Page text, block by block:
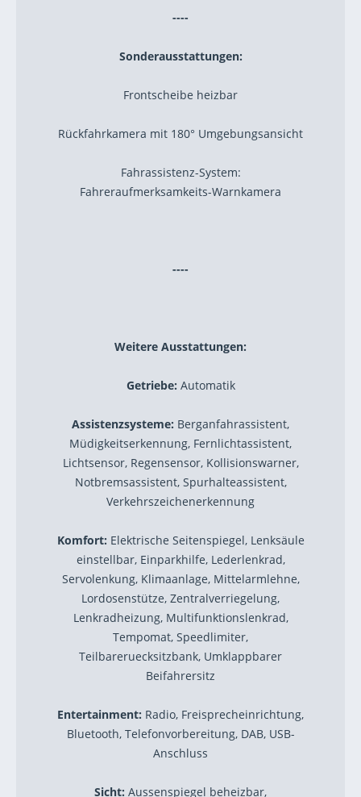
----
Sonderausstattungen:
Frontscheibe heizbar
Rückfahrkamera mit 180° Umgebungsansicht
Fahrassistenz-System:
Fahreraufmerksamkeits-Warnkamera
----
Weitere Ausstattungen:
Getriebe: Automatik
Assistenzsysteme: Berganfahrassistent,
Müdigkeitserkennung, Fernlichtassistent,
Lichtsensor, Regensensor, Kollisionswarner,
Notbremsassistent, Spurhalteassistent,
Verkehrszeichenerkennung
Komfort: Elektrische Seitenspiegel, Lenksäule
einstellbar, Einparkhilfe, Lederlenkrad,
Servolenkung, Klimaanlage, Mittelarmlehne,
Lordosenstütze, Zentralverriegelung,
Lenkradheizung, Multifunktionslenkrad,
Tempomat, Speedlimiter,
Teilbareruecksitzbank, Umklappbarer
Beifahrersitz
Entertainment: Radio, Freisprecheinrichtung,
Bluetooth, Telefonvorbereitung, DAB, USB-
Anschluss
Sicht: Aussenspiegel beheizbar,